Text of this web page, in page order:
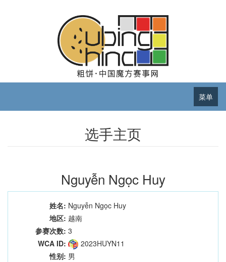
菜单
选手主页
Nguyễn Ngọc Huy
姓名: Nguyễn Ngọc Huy
地区: 越南
参赛次数: 3
WCA ID:
2023HUYN11
性别: 男